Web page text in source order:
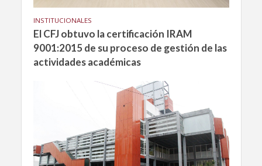
INSTITUCIONALES
El CFJ obtuvo la certificación IRAM
9001:2015 de su proceso de gestión de las
actividades académicas